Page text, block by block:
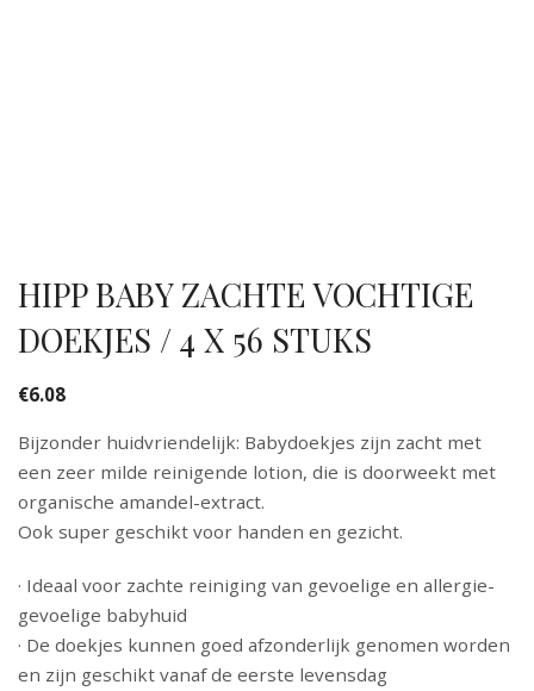
HIPP BABY ZACHTE VOCHTIGE
DOEKJES / 4 X 56 STUKS
€6.08
Bijzonder huidvriendelijk: Babydoekjes zijn zacht met
een zeer milde reinigende lotion, die is doorweekt met
organische amandel-extract.
Ook super geschikt voor handen en gezicht.
· Ideaal voor zachte reiniging van gevoelige en allergie-
gevoelige babyhuid
· De doekjes kunnen goed afzonderlijk genomen worden
en zijn geschikt vanaf de eerste levensdag